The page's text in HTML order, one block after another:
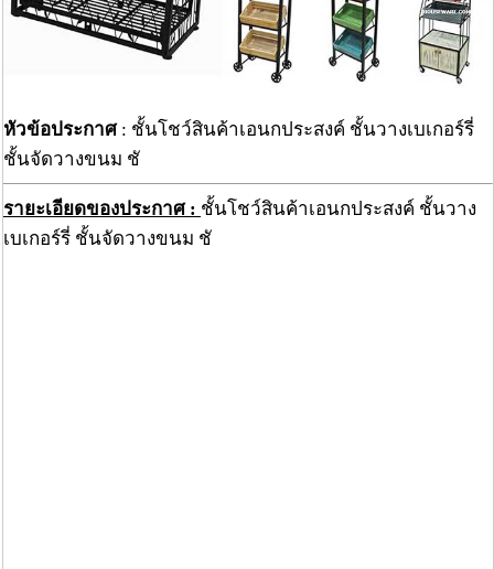
หัวข้อประกาศ: ชั้นโชว์สินค้าเอนกประสงค์ ชั้นวางเบเกอร์รี่
ชั้นจัดวางขนม ชั
รายะเอียดของประกาศ : ชั้นโชว์สินค้าเอนกประสงค์ ชั้นวาง
เบเกอร์รี่ ชั้นจัดวางขนม ชั